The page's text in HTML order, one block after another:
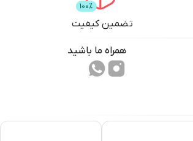
تضمین کیفیت
همراه ما باشید